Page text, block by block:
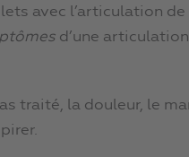
avec l’articulation de
d’une
traité, la douleur, le